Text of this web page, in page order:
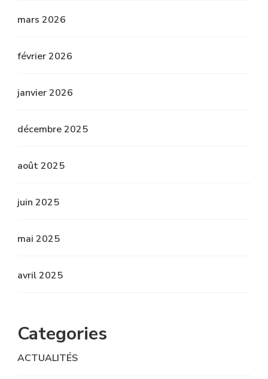
mars 2026
février 2026
janvier 2026
décembre 2025
août 2025
juin 2025
mai 2025
avril 2025
Categories
ACTUALITÉS